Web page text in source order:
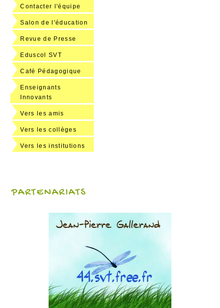
Contacter l'équipe
Salon de l'éducation
Revue de Presse
Eduscol SVT
Café Pédagogique
Enseignants
Innovants
Vers les amis
Vers les collèges
Vers les institutions
PARTENARIATS